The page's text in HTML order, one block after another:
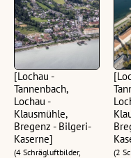
[Lochau -
Tannenbach,
Lochau -
Klausmühle,
Bregenz - Bilgeri-
Kaserne]
(4 Schrägluftbilder,
(2